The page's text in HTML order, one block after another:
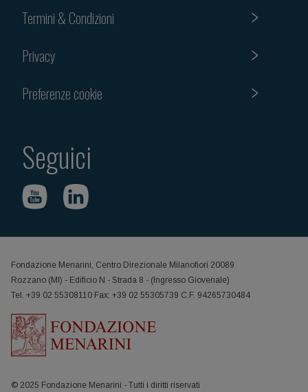
Termini & Condizioni
Privacy
Preferenze cookie
Seguici
Fondazione Menarini, Centro Direzionale Milanofiori 20089
Rozzano (MI) - Edificio N - Strada 8 - (Ingresso Giovenale)
Tel. +39 02 55308110 Fax: +39 02 55305739 C.F. 94265730484
© 2025 Fondazione Menarini - Tutti i diritti riservati